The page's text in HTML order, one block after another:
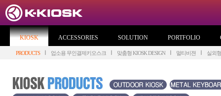
KIOSK ACCESSORIES SOLUTION PORTFOLIO
PRODUCTS 업소용 무인결제키오스크 맞춤형 KIOSK DESIGN 멀티비젼 실외